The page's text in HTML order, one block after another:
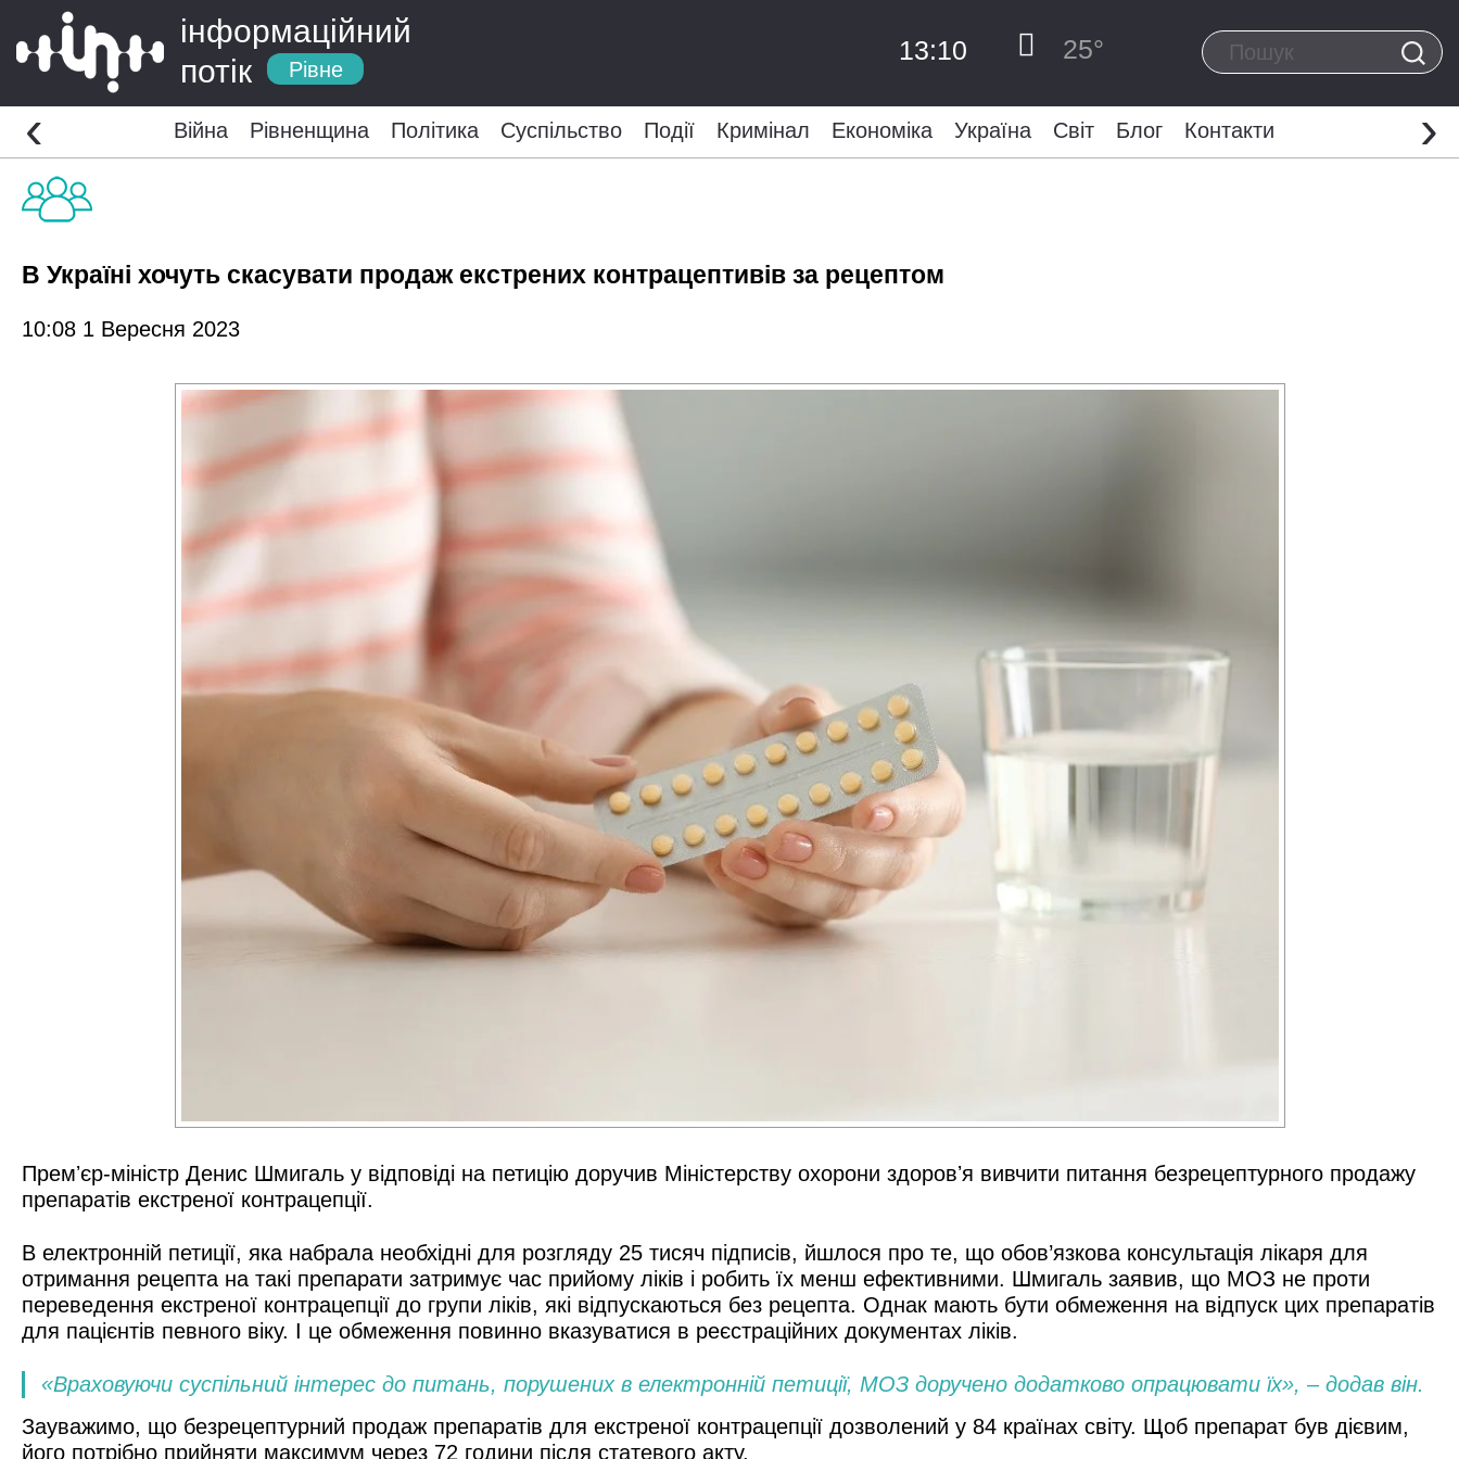
інформаційний
потік
Рівне
13:10 25°
Війна Рівненщина Політика Суспільство Події Кримінал Економіка Україна Світ Блог Контакти
‹ ›
В Україні хочуть скасувати продаж екстрених контрацептивів за рецептом
10:08 1 Вересня 2023
Премʼєр-міністр Денис Шмигаль у відповіді на петицію доручив Міністерству охорони здоровʼя вивчити питання безрецептурного продажу
препаратів екстреної контрацепції.
В електронній петиції, яка набрала необхідні для розгляду 25 тисяч підписів, йшлося про те, що обов’язкова консультація лікаря для
отримання рецепта на такі препарати затримує час прийому ліків і робить їх менш ефективними. Шмигаль заявив, що МОЗ не проти
переведення екстреної контрацепції до групи ліків, які відпускаються без рецепта. Однак мають бути обмеження на відпуск цих препаратів
для пацієнтів певного віку. І це обмеження повинно вказуватися в реєстраційних документах ліків.
«Враховуючи суспільний інтерес до питань, порушених в електронній петиції, МОЗ доручено додатково опрацювати їх», – додав він.
Зауважимо, що безрецептурний продаж препаратів для екстреної контрацепції дозволений у 84 країнах світу. Щоб препарат був дієвим,
його потрібно прийняти максимум через 72 години після статевого акту.